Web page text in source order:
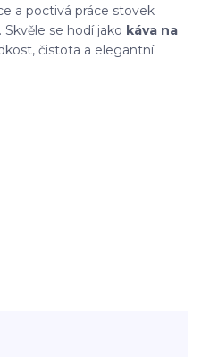
a poctivá práce stovek
se hodí jako káva na
čistota a elegantní